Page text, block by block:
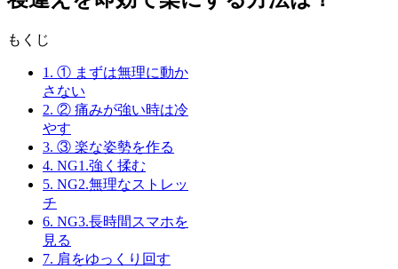
もくじ
1. ① まずは無理に動か
さない
2. ② 痛みが強い時は冷
やす
3. ③ 楽な姿勢を作る
4. NG1.強く揉む
5. NG2.無理なストレッ
チ
6. NG3.長時間スマホを
見る
7. 肩をゆっくり回す